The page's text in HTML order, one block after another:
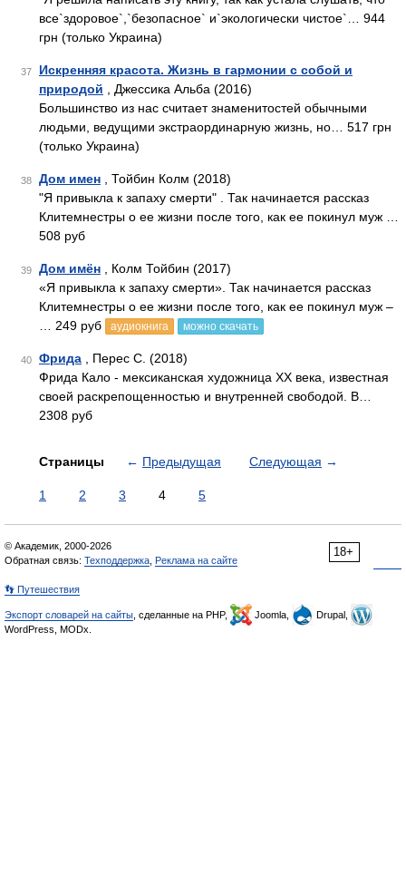
все`здоровое`,`безопасное` и`экологически чистое`… 944
грн (только Украина)
37
Искренняя красота. Жизнь в гармонии с собой и
природой , Джессика Альба (2016)
Большинство из нас считает знаменитостей обычными
людьми, ведущими экстраординарную жизнь, но… 517 грн
(только Украина)
38 Дом имен , Тойбин Колм (2018)
"Я привыкла к запаху смерти" . Так начинается рассказ
Клитемнестры о ее жизни после того, как ее покинул муж …
508 руб
39 Дом имён , Колм Тойбин (2017)
«Я привыкла к запаху смерти». Так начинается рассказ
Клитемнестры о ее жизни после того, как ее покинул муж –
… 249 руб
аудиокнига можно скачать
40 Фрида , Перес С. (2018)
Фрида Кало - мексиканская художница XX века, известная
своей раскрепощенностью и внутренней свободой. В…
2308 руб
Страницы ← Предыдущая Следующая →
1 2 3 4 5
18+
© Академик, 2000-2026
Обратная связь: Техподдержка Реклама на сайте
👣 Путешествия
Экспорт словарей на сайты , сделанные на PHP, Joomla,
Drupal,
WordPress, MODx.